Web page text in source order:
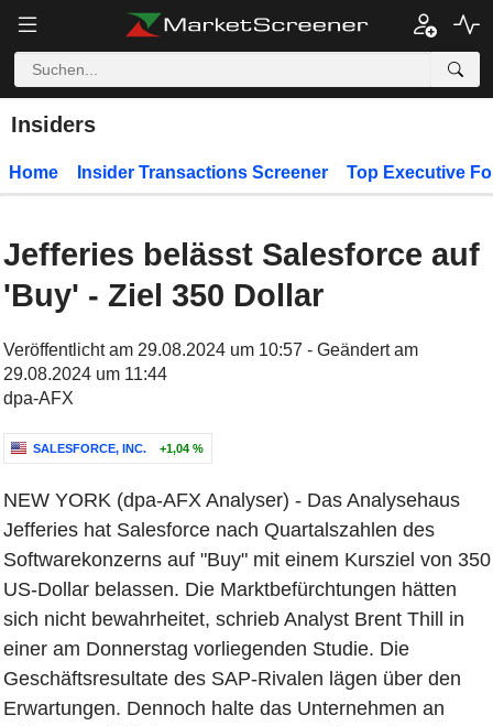
Insiders
Home Insider Transactions Screener Top Executive
Jefferies belässt Salesforce auf
'Buy' - Ziel 350 Dollar
Veröffentlicht am 29.08.2024 um 10:57 - Geändert am
29.08.2024 um 11:44
dpa-AFX
SALESFORCE, INC. +1,04 %
NEW YORK (dpa-AFX Analyser) - Das Analysehaus
Jefferies hat Salesforce nach Quartalszahlen des
Softwarekonzerns auf "Buy" mit einem Kursziel von 350
US-Dollar belassen. Die Marktbefürchtungen hätten
sich nicht bewahrheitet, schrieb Analyst Brent Thill in
einer am Donnerstag vorliegenden Studie. Die
Geschäftsresultate des SAP-Rivalen lägen über den
Erwartungen. Dennoch halte das Unternehmen an